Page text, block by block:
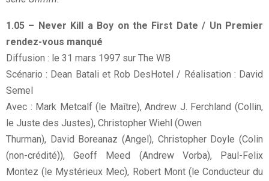
1.05 – Never Kill a Boy on the First Date / Un Premier
rendez-vous manqué
Diffusion : le 31 mars 1997 sur The WB
Scénario : Dean Batali et Rob DesHotel / Réalisation : David
Semel
Avec : Mark Metcalf (le Maître), Andrew J. Ferchland (Collin,
le Juste des Justes), Christopher Wiehl (Owen
Thurman), David Boreanaz (Angel), Christopher Doyle (Colin
(non-crédité)), Geoff Meed (Andrew Vorba), Paul-Felix
Montez (le Mystérieux Mec), Robert Mont (le Conducteur du